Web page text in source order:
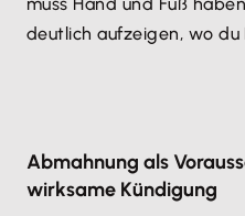
deutlich aufzeigen, wo
.
das Fehlverhalten Grund
ist, findest du hier eine
Abmahnung als
wirksame Kündigung